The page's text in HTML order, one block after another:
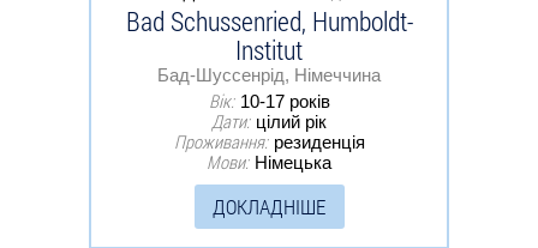
Bad Schussenried, Humboldt-
Institut
Бад-Шуссенрід, Німеччина
Вік: 10-17 років
Дати: цілий рік
Проживання: резиденція
Мови: Німецька
ДОКЛАДНІШЕ